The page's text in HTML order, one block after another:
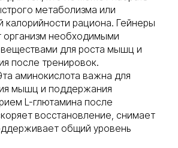
метаболизма или
калорийности рациона. Гейнеры
организм необходимыми
для роста мышц и
после тренировок.
аминокислота важна для
мышц и поддержания
L-глютамина после
восстановление, снимает
общий уровень